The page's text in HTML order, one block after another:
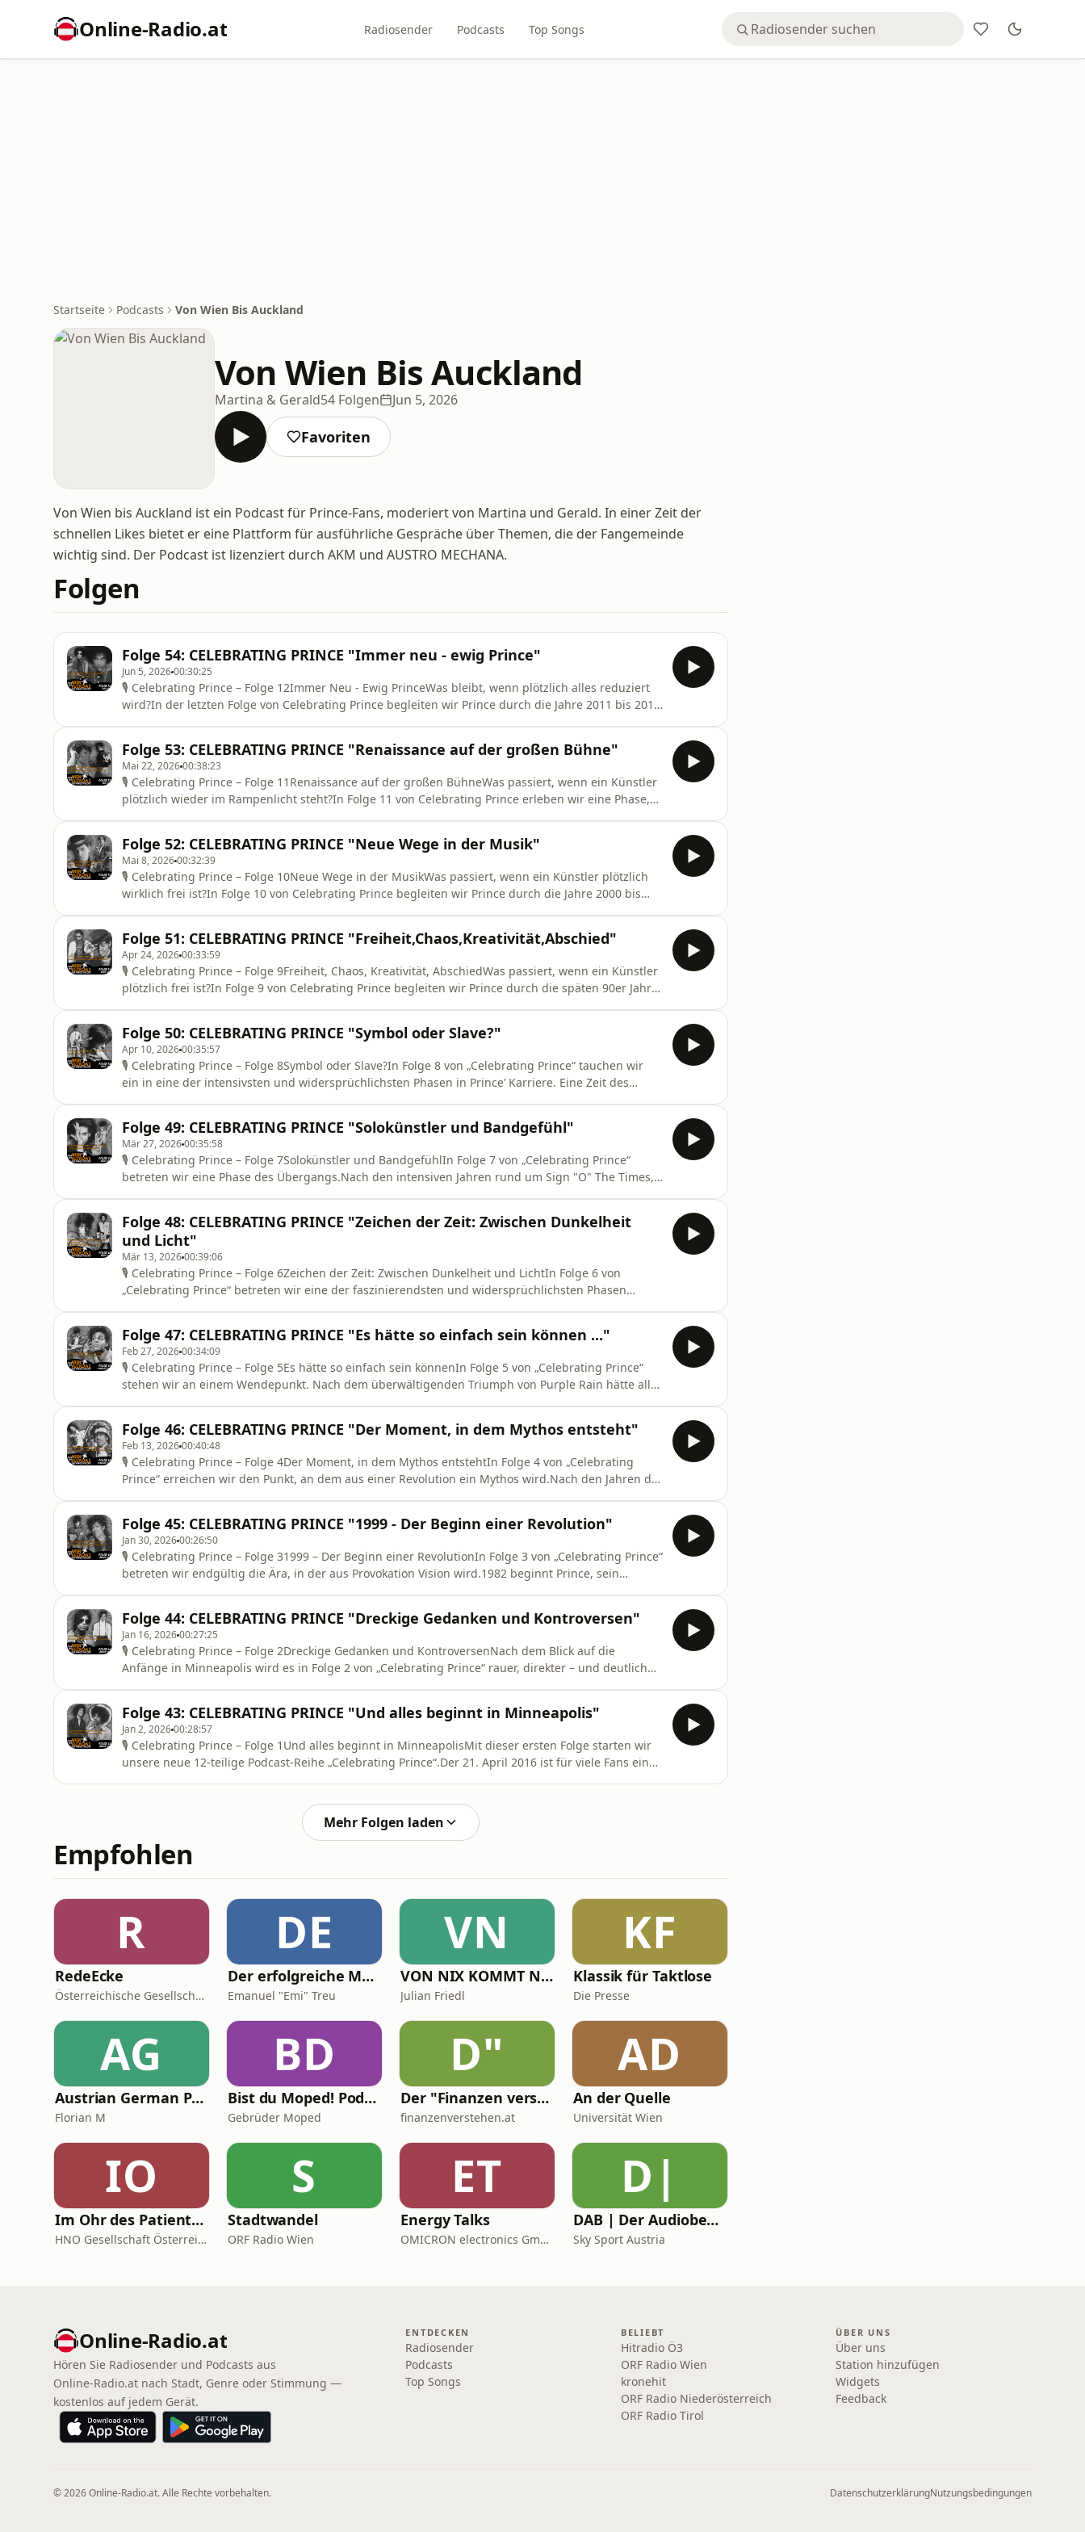
Online‑Radio.at Radiosender Podcasts Top Songs
Startseite Podcasts Von Wien Bis Auckland
Von Wien Bis Auckland
Martina & Gerald54 Folgen Jun 5, 2026
Favoriten
Von Wien bis Auckland ist ein Podcast für Prince-Fans, moderiert von Martina und Gerald. In einer Zeit der
schnellen Likes bietet er eine Plattform für ausführliche Gespräche über Themen, die der Fangemeinde
wichtig sind. Der Podcast ist lizenziert durch AKM und AUSTRO MECHANA.
Folgen
Folge 54: CELEBRATING PRINCE "Immer neu - ewig Prince"
Jun 5, 202600:30:25
🎙 Celebrating Prince – Folge 12Immer Neu - Ewig PrinceWas bleibt, wenn plötzlich alles reduziert
wird?In der letzten Folge von Celebrating Prince begleiten wir Prince durch die Jahre 2011 bis 2016
Zeit, in der
Folge 53: CELEBRATING PRINCE "Renaissance auf der großen Bühne"
Mai 22, 202600:38:23
🎙 Celebrating Prince – Folge 11Renaissance auf der großen BühneWas passiert, wenn ein Künstler
plötzlich wieder im Rampenlicht steht?In Folge 11 von Celebrating Prince erleben wir eine Phase,
ve
Folge 52: CELEBRATING PRINCE "Neue Wege in der Musik"
Mai 8, 202600:32:39
🎙 Celebrating Prince – Folge 10Neue Wege in der MusikWas passiert, wenn ein Künstler plötzlich
wirklich frei ist?In Folge 10 von Celebrating Prince begleiten wir Prince durch die Jahre 2000 bis
das h
Folge 51: CELEBRATING PRINCE "Freiheit,Chaos,Kreativität,Abschied"
Apr 24, 202600:33:59
🎙 Celebrating Prince – Folge 9Freiheit, Chaos, Kreativität, AbschiedWas passiert, wenn ein Künstler
plötzlich frei ist?In Folge 9 von Celebrating Prince begleiten wir Prince durch die späten 90er Jahre
Folge 50: CELEBRATING PRINCE "Symbol oder Slave?"
Apr 10, 202600:35:57
🎙 Celebrating Prince – Folge 8Symbol oder Slave?In Folge 8 von „Celebrating Prince“ tauchen wir
ein in eine der intensivsten und widersprüchlichsten Phasen in Prince’ Karriere. Eine Zeit des
treffen a
Folge 49: CELEBRATING PRINCE "Solokünstler und Bandgefühl"
Mär 27, 202600:35:58
🎙 Celebrating Prince – Folge 7Solokünstler und BandgefühlIn Folge 7 von „Celebrating Prince“
betreten wir eine Phase des Übergangs.Nach den intensiven Jahren rund um Sign "O" The Times,
etwas Neues: Eine
Folge 48: CELEBRATING PRINCE "Zeichen der Zeit: Zwischen Dunkelheit
und Licht"
Mär 13, 202600:39:06
🎙 Celebrating Prince – Folge 6Zeichen der Zeit: Zwischen Dunkelheit und LichtIn Folge 6 von
„Celebrating Prince“ betreten wir eine der faszinierendsten und widersprüchlichsten Phasen
verkleinert werden.Ein neue
Folge 47: CELEBRATING PRINCE "Es hätte so einfach sein können ..."
Feb 27, 202600:34:09
🎙 Celebrating Prince – Folge 5Es hätte so einfach sein könnenIn Folge 5 von „Celebrating Prince“
stehen wir an einem Wendepunkt. Nach dem überwältigenden Triumph von Purple Rain hätte alles
Europa. Fi
Folge 46: CELEBRATING PRINCE "Der Moment, in dem Mythos entsteht"
Feb 13, 202600:40:48
🎙 Celebrating Prince – Folge 4Der Moment, in dem Mythos entstehtIn Folge 4 von „Celebrating
Prince“ erreichen wir den Punkt, an dem aus einer Revolution ein Mythos wird.Nach den Jahren der
nicht einfach e
Folge 45: CELEBRATING PRINCE "1999 - Der Beginn einer Revolution"
Jan 30, 202600:26:50
🎙 Celebrating Prince – Folge 31999 – Der Beginn einer RevolutionIn Folge 3 von „Celebrating Prince“
betreten wir endgültig die Ära, in der aus Provokation Vision wird.1982 beginnt Prince, sein
Statement, Funk wird
Folge 44: CELEBRATING PRINCE "Dreckige Gedanken und Kontroversen"
Jan 16, 202600:27:25
🎙 Celebrating Prince – Folge 2Dreckige Gedanken und KontroversenNach dem Blick auf die
Anfänge in Minneapolis wird es in Folge 2 von „Celebrating Prince“ rauer, direkter – und deutlich
Sexualität, Religion,
Folge 43: CELEBRATING PRINCE "Und alles beginnt in Minneapolis"
Jan 2, 202600:28:57
🎙 Celebrating Prince – Folge 1Und alles beginnt in MinneapolisMit dieser ersten Folge starten wir
unsere neue 12-teilige Podcast-Reihe „Celebrating Prince“.Der 21. April 2016 ist für viele Fans ein
Mehr Folgen laden
Empfohlen
R
RedeEcke
Österreichische Gesellschaft für Politische Bildung – ÖGPB
DE
Der erfolgreiche Musiker Podcast
Emanuel "Emi" Treu
VN
VON NIX KOMMT NIX
Julian Friedl
KF
Klassik für Taktlose
Die Presse
AG
Austrian German Podcast
Florian M
BD
Bist du Moped! Podcast
Gebrüder Moped
D"
Der "Finanzen verstehen" Podcast über Finanzen, Wirtschaft und Motivation!
finanzenverstehen.at
AD
An der Quelle
Universität Wien
IO
Im Ohr des Patienten
HNO Gesellschaft Österreich
S
Stadtwandel
ORF Radio Wien
ET
Energy Talks
OMICRON electronics GmbH
D|
DAB | Der Audiobeweis
Sky Sport Austria
Online‑Radio.at
Hören Sie Radiosender und Podcasts aus
Online‑Radio.at nach Stadt, Genre oder Stimmung —
kostenlos auf jedem Gerät.
ENTDECKEN
Radiosender
Podcasts
Top Songs
BELIEBT
Hitradio Ö3
ORF Radio Wien
kronehit
ORF Radio Niederösterreich
ORF Radio Tirol
ÜBER UNS
Über uns
Station hinzufügen
Widgets
Feedback
© 2026 Online‑Radio.at. Alle Rechte vorbehalten. DatenschutzerklärungNutzungsbedingungen